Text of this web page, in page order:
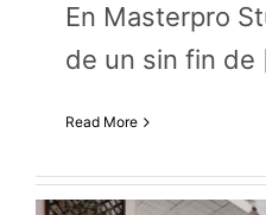
En Masterpro
de un sin fin de
Read More